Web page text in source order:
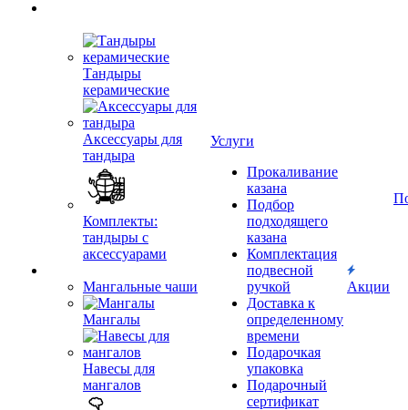
Тандыры
керамические
Аксессуары для
тандыра
Комплекты:
тандыры с
аксессуарами
Мангальные чаши
Мангалы
Навесы для
мангалов
Услуги
Прокаливание
казана
Подбор
подходящего
казана
Комплектация
подвесной
ручкой
Доставка к
определенному
времени
Подарочкая
упаковка
Подарочный
сертификат
Акции